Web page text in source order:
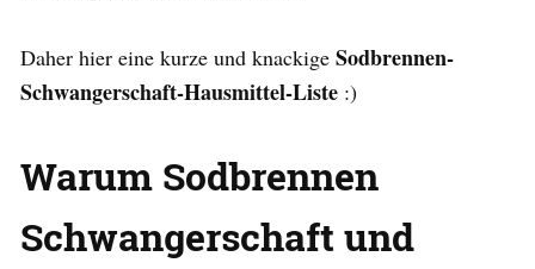
Daher hier eine kurze und knackige Sodbrennen-
Schwangerschaft-Hausmittel-Liste :)
Warum Sodbrennen
Schwangerschaft und